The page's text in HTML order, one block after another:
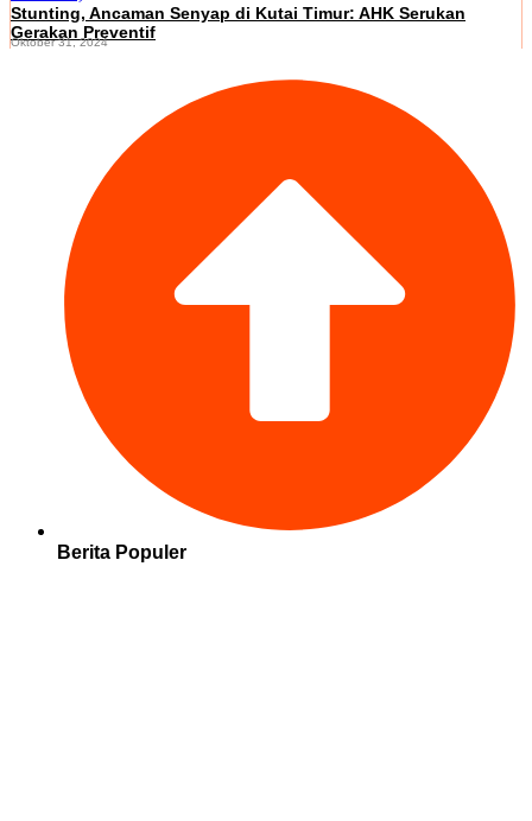
Stunting, Ancaman Senyap di Kutai Timur: AHK Serukan
Gerakan Preventif
Oktober 31, 2024
Berita Populer